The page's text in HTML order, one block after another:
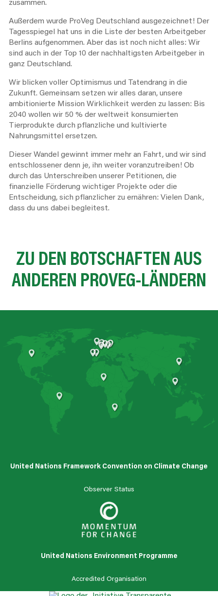
zusammen.
Außerdem wurde ProVeg Deutschland ausgezeichnet! Der
Tagesspiegel hat uns in die Liste der besten Arbeitgeber
Berlins aufgenommen. Aber das ist noch nicht alles: Wir
sind auch in der Top 10 der nachhaltigsten Arbeitgeber in
ganz Deutschland.
Wir blicken voller Optimismus und Tatendrang in die
Zukunft. Gemeinsam setzen wir alles daran, unsere
ambitionierte Mission Wirklichkeit werden zu lassen: Bis
2040 wollen wir 50 % der weltweit konsumierten
Tierprodukte durch pflanzliche und kultivierte
Nahrungsmittel ersetzen.
Dieser Wandel gewinnt immer mehr an Fahrt, und wir sind
entschlossener denn je, ihn weiter voranzutreiben! Ob
durch das Unterschreiben unserer Petitionen, die
finanzielle Förderung wichtiger Projekte oder die
Entscheidung, sich pflanzlicher zu ernähren: Vielen Dank,
dass du uns dabei begleitest.
ZU DEN BOTSCHAFTEN AUS
ANDEREN PROVEG-LÄNDERN
Netherlands
United Kingdom
Belgium
United Nations Framework Convention on Climate Change
Observer Status
United Nations Environment Programme
Accredited Organisation